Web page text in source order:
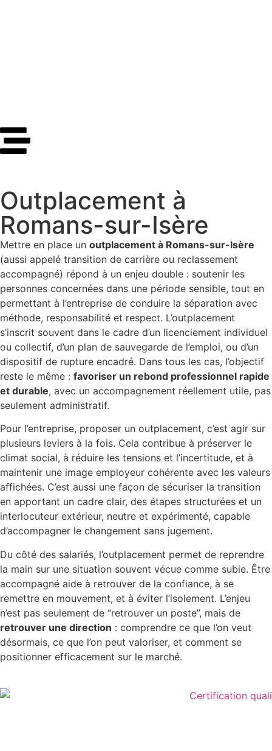
Outplacement à
Romans-sur-Isère
Mettre en place un outplacement à Romans-sur-Isère
(aussi appelé transition de carrière ou reclassement
accompagné) répond à un enjeu double : soutenir les
personnes concernées dans une période sensible, tout en
permettant à l’entreprise de conduire la séparation avec
méthode, responsabilité et respect. L’outplacement
s’inscrit souvent dans le cadre d’un licenciement individuel
ou collectif, d’un plan de sauvegarde de l’emploi, ou d’un
dispositif de rupture encadré. Dans tous les cas, l’objectif
reste le même : favoriser un rebond professionnel rapide
et durable, avec un accompagnement réellement utile, pas
seulement administratif.
Pour l’entreprise, proposer un outplacement, c’est agir sur
plusieurs leviers à la fois. Cela contribue à préserver le
climat social, à réduire les tensions et l’incertitude, et à
maintenir une image employeur cohérente avec les valeurs
affichées. C’est aussi une façon de sécuriser la transition
en apportant un cadre clair, des étapes structurées et un
interlocuteur extérieur, neutre et expérimenté, capable
d’accompagner le changement sans jugement.
Du côté des salariés, l’outplacement permet de reprendre
la main sur une situation souvent vécue comme subie. Être
accompagné aide à retrouver de la confiance, à se
remettre en mouvement, et à éviter l’isolement. L’enjeu
n’est pas seulement de “retrouver un poste”, mais de
retrouver une direction : comprendre ce que l’on veut
désormais, ce que l’on peut valoriser, et comment se
positionner efficacement sur le marché.